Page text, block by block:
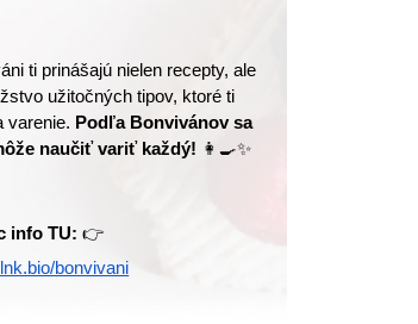
ti prinášajú nielen recepty, ale
užitočných tipov, ktoré ti
varenie. Podľa Bonvivánov sa
naučiť variť každý! 👩‍🍳✨
info TU:
bonvivani